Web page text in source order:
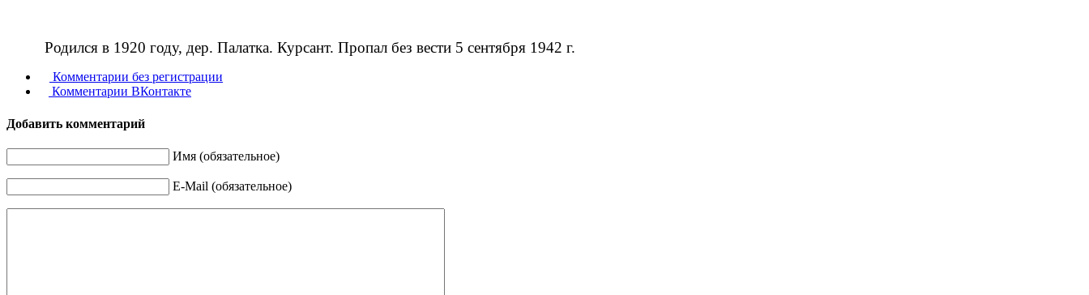
Родился в 1920 году, дер. Палатка. Курсант. Пропал без вести 5 сентября 1942 г.
Комментарии без регистрации
Комментарии ВКонтакте
Добавить комментарий
Имя (обязательное)
E-Mail (обязательное)